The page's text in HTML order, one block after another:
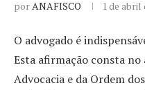
porANAFISCO 1 de abril
O advogado é
Esta afirmação consta
Advocacia e da Ordem